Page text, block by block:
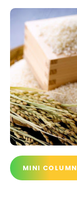
MINI COLUMN